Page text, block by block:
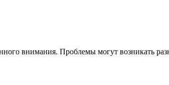
внимания. Проблемы могут возникать